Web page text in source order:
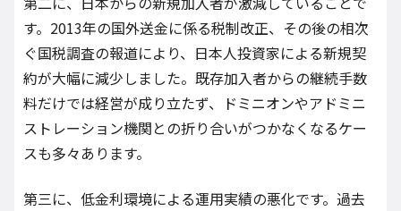
す。2013年の国外送金に係る税制改正、その後の相次
ぐ国税調査の報道により、日本人投資家による新規契
約が大幅に減少しました。既存加入者からの継続手数
料だけでは経営が成り立たず、ドミニオンやアドミニ
ストレーション機関との折り合いがつかなくなるケー
スも多々あります。
第三に、低金利環境による運用実績の悪化です。過去